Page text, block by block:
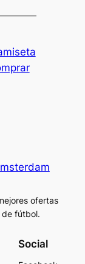
ofertas
de fútbol.
Social